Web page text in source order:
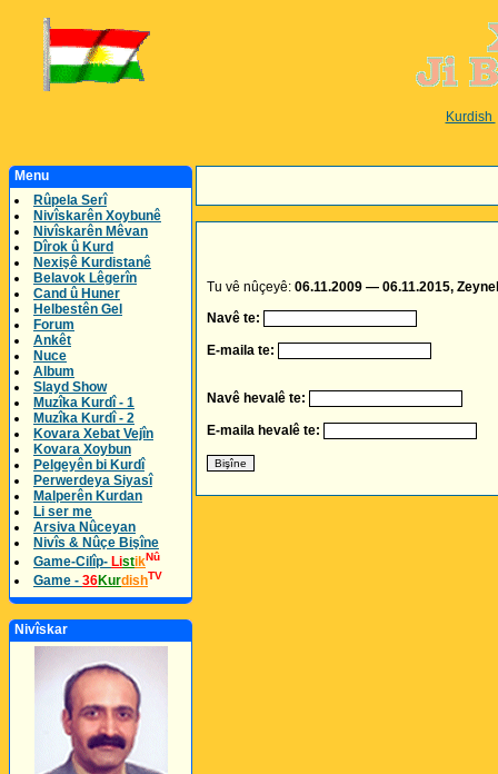
Kurdish
Menu
Rûpela Serî
Nivîskarên Xoybunê
Nivîskarên Mêvan
Dîrok û Kurd
Nexişê Kurdistanê
Belavok Lêgerîn
Cand û Huner
Helbestên Gel
Forum
Ankêt
Nuce
Album
Slayd Show
Muzîka Kurdî - 1
Muzîka Kurdî - 2
Kovara Xebat Vejîn
Kovara Xoybun
Pelgeyên bi Kurdî
Perwerdeya Siyasî
Malperên Kurdan
Li ser me
Arsiva Nûceyan
Nivîs & Nûçe Bişîne
Game-Cilîp- ListikNû
Game - 36KurdishTV
Nivîskar
Tu vê nûçeyê: 06.11.2009 — 06.11.2015,
Navê te:
E-maila te:
Navê hevalê te:
E-maila hevalê te: